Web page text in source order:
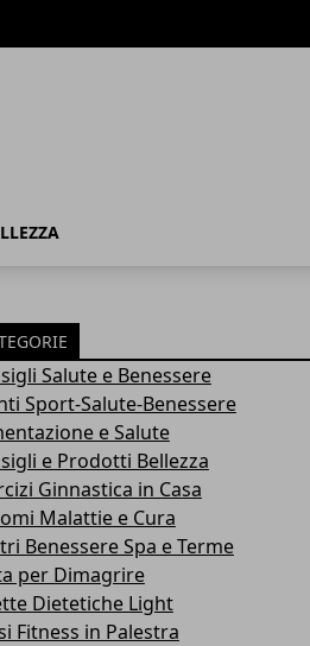
Salute e Benessere
Sport-Salute-Benessere
e Salute
e Prodotti Bellezza
Ginnastica in Casa
Malattie e Cura
Benessere Spa e Terme
per Dimagrire
Dietetiche Light
Fitness in Palestra